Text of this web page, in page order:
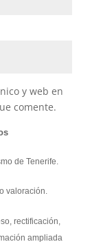
y web en
comente.
de Tenerife.
valoración.
rectificación,
ampliada